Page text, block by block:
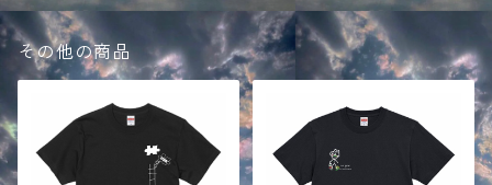
その他の商品